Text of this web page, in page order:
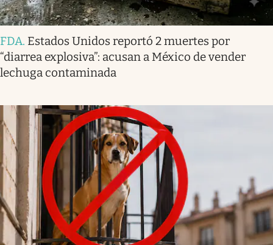
FDA. Estados Unidos reportó 2 muertes por
“diarrea explosiva”: acusan a México de vender
lechuga contaminada